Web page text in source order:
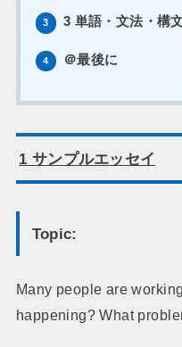
3 3 単語・文法・構
4 ＠最後に
1 サンプルエッセイ
Topic:
Many people are
happening? What